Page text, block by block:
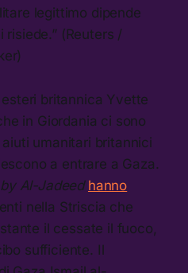
legittimo dipende
risiede.” (Reuters /
britannica Yvette
in Giordania ci sono
umanitari britannici
a entrare a Gaza.
Al-Jadeed hanno
nella Striscia che
il cessate il fuoco,
sufficiente. Il